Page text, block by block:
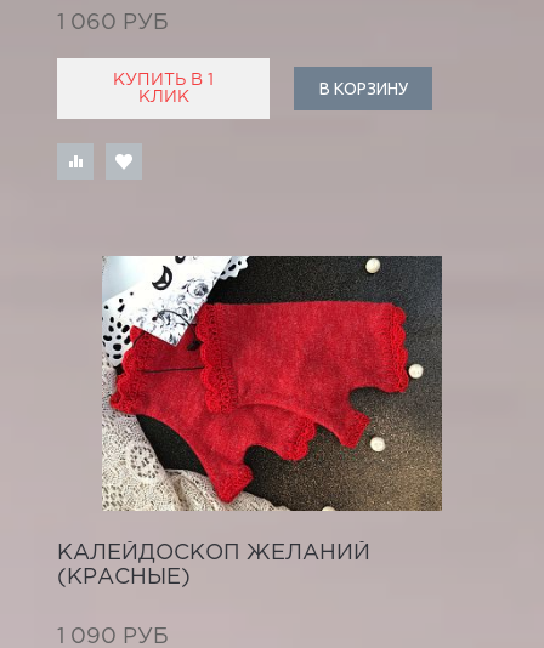
1 060 РУБ
КУПИТЬ В 1
КЛИК
В КОРЗИНУ
КАЛЕЙДОСКОП ЖЕЛАНИЙ
(КРАСНЫЕ)
1 090 РУБ